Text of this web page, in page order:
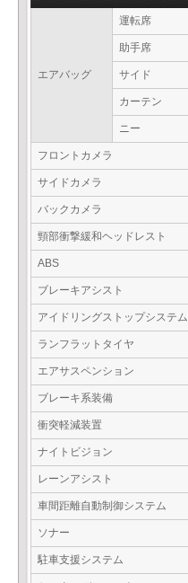
エアバッグ
運転席
助手席
サイド
カーテン
ニー
フロントカメラ
サイドカメラ
バックカメラ
頸部衝撃緩和ヘッドレスト
ABS
ブレーキアシスト
アイドリングストップシステム
ランフラットタイヤ
エアサスペンション
ブレーキ系装備
衝突軽減装置
ナイトビジョン
レーンアシスト
車間距離自動制御システム
ソナー
駐車支援システム